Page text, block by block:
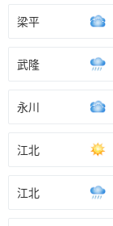
梁平
武隆
永川
江北
江北